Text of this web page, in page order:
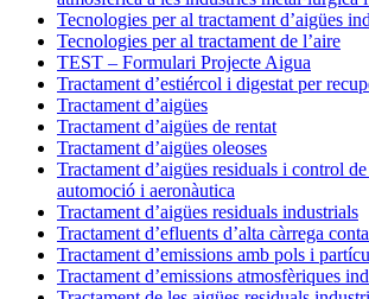
Tecnologies per al tractament d’aigües
Tecnologies per al tractament de l’aire
TEST – Formulari Projecte Aigua
Tractament d’estiércol i digestat per
Tractament d’aigües
Tractament d’aigües de rentat
Tractament d’aigües oleoses
Tractament d’aigües residuals i control
automoció i aeronàutica
Tractament d’aigües residuals industrials
Tractament d’efluents d’alta càrrega
Tractament d’emissions amb pols i
Tractament d’emissions atmosfèriques